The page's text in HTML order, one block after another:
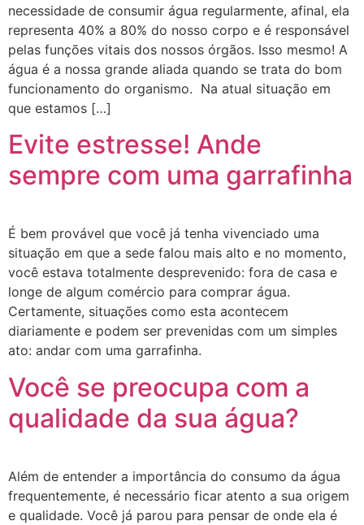
necessidade de consumir água regularmente, afinal, ela
representa 40% a 80% do nosso corpo e é responsável
pelas funções vitais dos nossos órgãos. Isso mesmo! A
água é a nossa grande aliada quando se trata do bom
funcionamento do organismo. Na atual situação em
que estamos […]
Evite estresse! Ande
sempre com uma garrafinha
É bem provável que você já tenha vivenciado uma
situação em que a sede falou mais alto e no momento,
você estava totalmente desprevenido: fora de casa e
longe de algum comércio para comprar água.
Certamente, situações como esta acontecem
diariamente e podem ser prevenidas com um simples
ato: andar com uma garrafinha.
Você se preocupa com a
qualidade da sua água?
Além de entender a importância do consumo da água
frequentemente, é necessário ficar atento a sua origem
e qualidade. Você já parou para pensar de onde ela é